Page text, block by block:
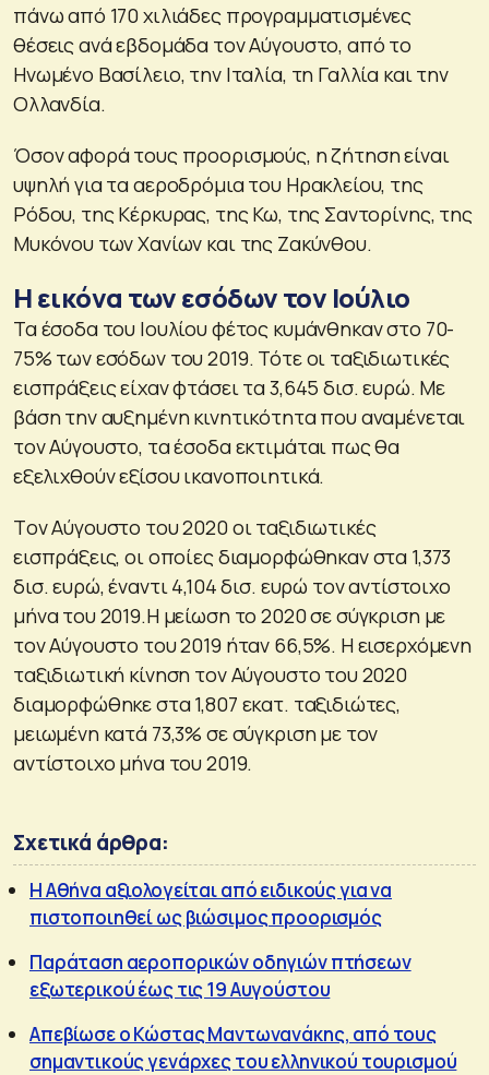
πάνω από 170 χιλιάδες προγραμματισμένες
θέσεις ανά εβδομάδα τον Αύγουστο, από το
Ηνωμένο Βασίλειο, την Ιταλία, τη Γαλλία και την
Ολλανδία.
Όσον αφορά τους προορισμούς, η ζήτηση είναι
υψηλή για τα αεροδρόμια του Ηρακλείου, της
Ρόδου, της Κέρκυρας, της Κω, της Σαντορίνης, της
Μυκόνου των Χανίων και της Ζακύνθου.
Η εικόνα των εσόδων τον Ιούλιο
Τα έσοδα του Ιουλίου φέτος κυμάνθηκαν στο 70-
75% των εσόδων του 2019. Τότε οι ταξιδιωτικές
εισπράξεις είχαν φτάσει τα 3,645 δισ. ευρώ. Με
βάση την αυξημένη κινητικότητα που αναμένεται
τον Αύγουστο, τα έσοδα εκτιμάται πως θα
εξελιχθούν εξίσου ικανοποιητικά.
Tον Αύγουστο του 2020 οι ταξιδιωτικές
εισπράξεις, οι οποίες διαμορφώθηκαν στα 1,373
δισ. ευρώ, έναντι 4,104 δισ. ευρώ τον αντίστοιχο
μήνα του 2019.Η μείωση το 2020 σε σύγκριση με
τον Αύγουστο του 2019 ήταν 66,5%. Η εισερχόμενη
ταξιδιωτική κίνηση τον Αύγουστο του 2020
διαμορφώθηκε στα 1,807 εκατ. ταξιδιώτες,
μειωμένη κατά 73,3% σε σύγκριση με τον
αντίστοιχο μήνα του 2019.
Σχετικά άρθρα:
Η Αθήνα αξιολογείται από ειδικούς για να
πιστοποιηθεί ως βιώσιμος προορισμός
Παράταση αεροπορικών οδηγιών πτήσεων
εξωτερικού έως τις 19 Αυγούστου
Απεβίωσε ο Κώστας Μαντωνανάκης, από τους
σημαντικούς γενάρχες του ελληνικού τουρισμού